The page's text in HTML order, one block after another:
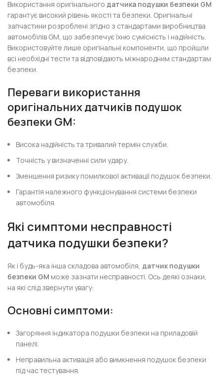
Використання оригінального датчика подушки безпеки GM
гарантує високий рівень якості та безпеки. Оригінальні
запчастини розроблені згідно з стандартами виробництва
автомобілів GM, що забезпечує їхню сумісність і надійність.
Використовуйте лише оригінальні компоненти, що пройшли
всі необхідні тести та відповідають міжнародним стандартам
безпеки.
Переваги використання
оригінальнихдатчиків подушок
безпеки GM:
Висока надійність та тривалий термін служби.
Точність у визначенні сили удару.
Зменшення ризику помилкової активації подушок безпеки.
Гарантія належного функціонування системи безпеки
автомобіля.
Які симптоми несправності
датчика подушки безпеки?
Як і будь-яка інша складова автомобіля, датчик подушки
безпеки GM може зазнати несправності. Ось деякі ознаки,
на які слід звернути увагу:
Основні симптоми:
Загоряння індикатора подушки безпеки на приладовій
панелі.
Неправильна активація або вимкнення подушок безпеки
під час тестування.